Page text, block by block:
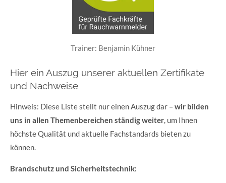
Trainer: Benjamin Kühner
Hier ein Auszug unserer aktuellen Zertifikate
und Nachweise
Hinweis: Diese Liste stellt nur einen Auszug dar –wir bilden
uns in allen Themenbereichen ständig weiter, um Ihnen
höchste Qualität und aktuelle Fachstandards bieten zu
können.
Brandschutz und Sicherheitstechnik: